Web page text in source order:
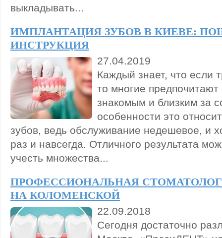
выкладывать...
ИМПЛАНТАЦИЯ ЗУБОВ В КИЕВЕ:
ИНСТРУКЦИЯ
27.04.2019
Каждый знает, что если
то многие
знакомым и близким за
особенности это
зубов, ведь обслуживание недешевое, и
раз и навсегда. Отличного результата
учесть множества...
ПРОФЕССИОНАЛЬНАЯ
НА КОЛОМЕНСКОЙ
22.09.2018
Сегодня достаточно